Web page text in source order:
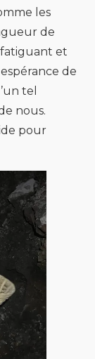
les
de
et
de
tel
nous.
pour